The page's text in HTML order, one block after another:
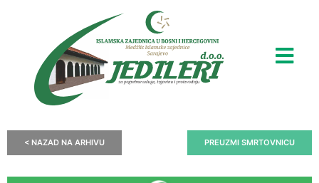
< NAZAD NA ARHIVU PREUZMI SMRTOVNICU